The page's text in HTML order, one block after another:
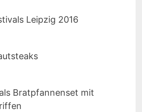
Leipzig 2016
Bratpfannenset mit